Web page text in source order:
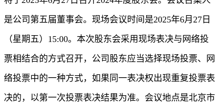
是公司第五届董事会。现场会议时间是2025年6月27日
（星期五）15:00。本次股东会采用现场表决与网络投
票相结合的方式召开，公司股东应当选择现场投票、网
络投票中的一种方式，如果同一表决权出现重复投票表
决的，以第一次投票表决结果为准。会议地点是北京市